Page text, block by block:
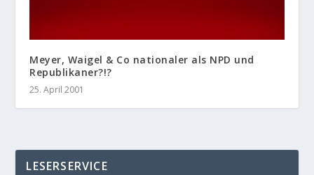
Meyer, Waigel & Co nationaler als NPD und
Republikaner?!?
25. April 2001
LESERSERVICE